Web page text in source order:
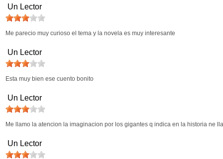
Un Lector
Me parecio muy curioso el tema y la novela es muy interesante
Un Lector
Esta muy bien ese cuento bonito
Un Lector
Me llamo la atencion la imaginacion por los gigantes q indica en la historia ne
Un Lector